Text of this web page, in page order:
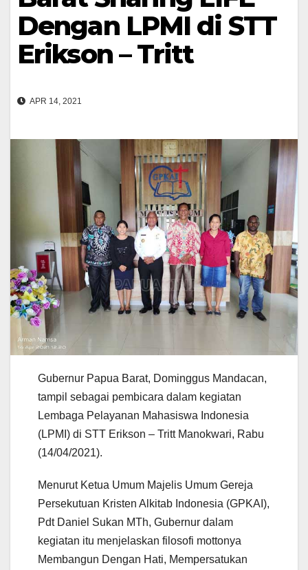
Dengan LPMI di STT
Erikson – Tritt
APR 14, 2021
Gubernur Papua Barat, Dominggus Mandacan,
tampil sebagai pembicara dalam kegiatan
Lembaga Pelayanan Mahasiswa Indonesia
(LPMI) di STT Erikson – Tritt Manokwari, Rabu
(14/04/2021).
Menurut Ketua Umum Majelis Umum Gereja
Persekutuan Kristen Alkitab Indonesia (GPKAI),
Pdt Daniel Sukan MTh, Gubernur dalam
kegiatan itu menjelaskan filosofi mottonya
Membangun Dengan Hati, Mempersatukan